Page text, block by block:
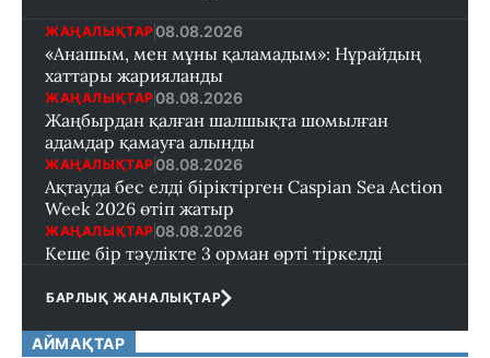
ЖАҢАЛЫҚТАР 08.08.2026
«Анашым, мен мұны қаламадым»: Нұрайдың
хаттары жарияланды
ЖАҢАЛЫҚТАР 08.08.2026
Жаңбырдан қалған шалшықта шомылған
адамдар қамауға алынды
ЖАҢАЛЫҚТАР 08.08.2026
Ақтауда бес елді біріктірген Caspian Sea Action
Week 2026 өтіп жатыр
ЖАҢАЛЫҚТАР 08.08.2026
Кеше бір тәулікте 3 орман өрті тіркелді
БАРЛЫҚ ЖАНАЛЫҚТАР
АЙМАҚТАР